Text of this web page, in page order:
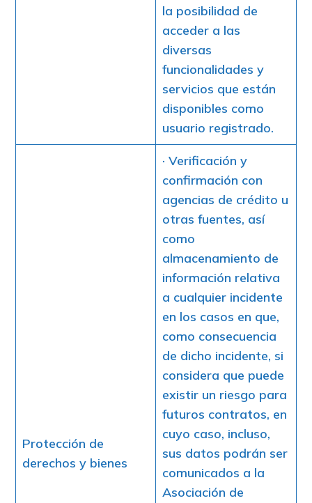
la posibilidad de
acceder a las
diversas
funcionalidades y
servicios que están
disponibles como
usuario registrado.
Protección de
derechos y bienes
· Verificación y
confirmación con
agencias de crédito u
otras fuentes, así
como
almacenamiento de
información relativa
a cualquier incidente
en los casos en que,
como consecuencia
de dicho incidente, si
considera que puede
existir un riesgo para
futuros contratos, en
cuyo caso, incluso,
sus datos podrán ser
comunicados a la
Asociación de